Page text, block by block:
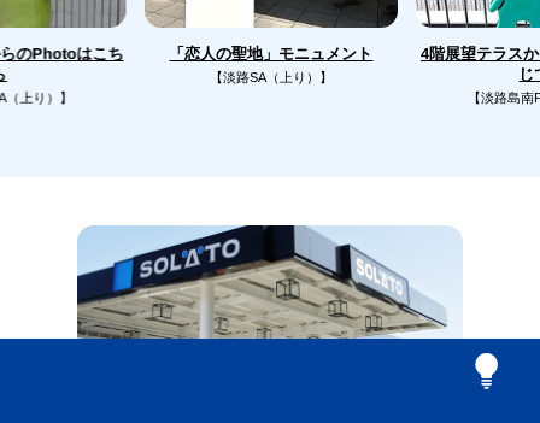
のPhotoはこち
（上り）】
「恋人の聖地」モニュメント
【淡路SA（上り）】
4階展望テラス
じ
【淡路島南